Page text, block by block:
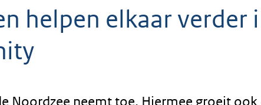
helpen elkaar verder
Noordzee neemt toe. Hiermee groeit